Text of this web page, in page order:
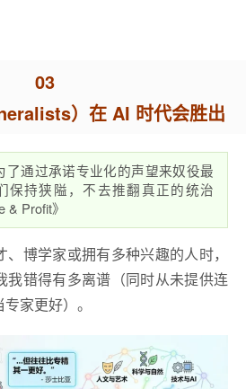
03
）在 AI 时代会胜出
了通过承诺专业化的声望来奴役最
保持狭隘，不去推翻真正的统治
Profit》
博学家或拥有多种兴趣的人时，
我错得有多离谱（同时从未提供连
家更好）。